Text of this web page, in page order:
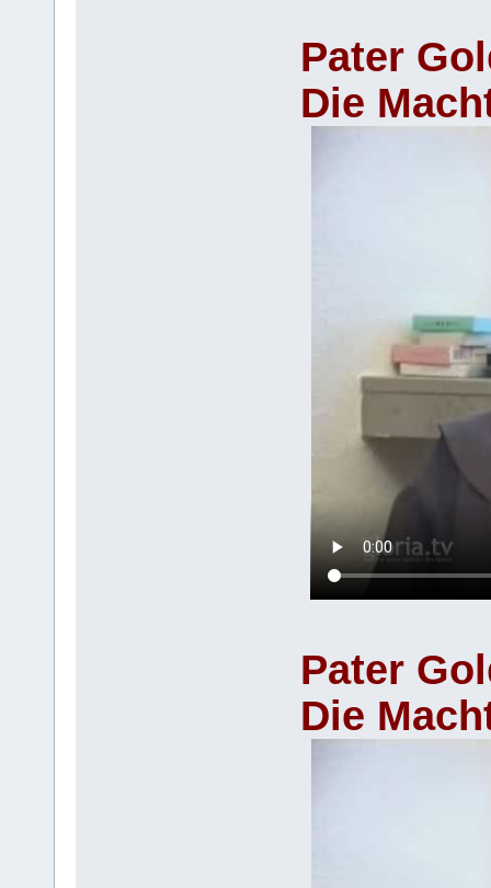
Pater
Die
Pater
Die